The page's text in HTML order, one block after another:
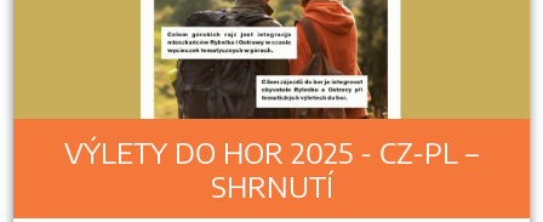
VÝLETY DO HOR 2025 - CZ-PL –
SHRNUTÍ